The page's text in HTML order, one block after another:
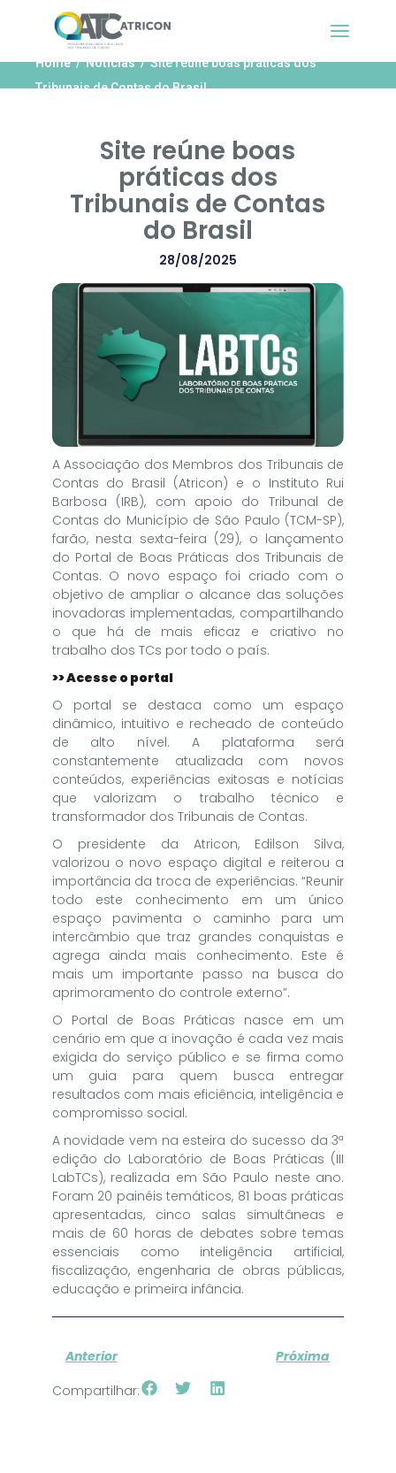
Home Notícias
Site reúne boas práticas dos
Tribunais de Contas do Brasil
Site reúne boas
práticas dos
Tribunais de Contas
do Brasil
28/08/2025
A Associação dos Membros dos Tribunais de
Contas do Brasil (Atricon) e o Instituto Rui
Barbosa (IRB), com apoio do Tribunal de
Contas do Município de São Paulo (TCM-SP),
farão, nesta sexta-feira (29), o lançamento
do Portal de Boas Práticas dos Tribunais de
Contas. O novo espaço foi criado com o
objetivo de ampliar o alcance das soluções
inovadoras implementadas, compartilhando
o que há de mais eficaz e criativo no
trabalho dos TCs por todo o país.
>> Acesse o portal
O portal se destaca como um espaço
dinâmico, intuitivo e recheado de conteúdo
de alto nível. A plataforma será
constantemente atualizada com novos
conteúdos, experiências exitosas e notícias
que valorizam o trabalho técnico e
transformador dos Tribunais de Contas.
O presidente da Atricon, Edilson Silva,
valorizou o novo espaço digital e reiterou a
importância da troca de experiências. “Reunir
todo este conhecimento em um único
espaço pavimenta o caminho para um
intercâmbio que traz grandes conquistas e
agrega ainda mais conhecimento. Este é
mais um importante passo na busca do
aprimoramento do controle externo”.
O Portal de Boas Práticas nasce em um
cenário em que a inovação é cada vez mais
exigida do serviço público e se firma como
um guia para quem busca entregar
resultados com mais eficiência, inteligência e
compromisso social.
A novidade vem na esteira do sucesso da 3ª
edição do Laboratório de Boas Práticas (III
LabTCs), realizada em São Paulo neste ano.
Foram 20 painéis temáticos, 81 boas práticas
apresentadas, cinco salas simultâneas e
mais de 60 horas de debates sobre temas
essenciais como inteligência artificial,
fiscalização, engenharia de obras públicas,
educação e primeira infância.
Anterior
Próxima
Compartilhar: